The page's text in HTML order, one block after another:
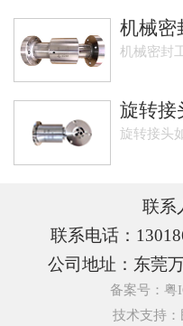
机械密
机械密封
旋转接
旋转接头
联系
联系电话：
公司地址：东莞
备案号：粤
技术支持：